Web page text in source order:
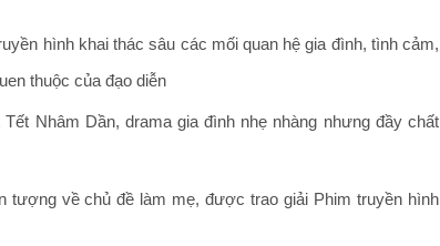
hình khai thác sâu các mối quan hệ gia đình, tình cảm,
thuộc của đạo diễn
Nhâm Dần, drama gia đình nhẹ nhàng nhưng đầy chất
tượng về chủ đề làm mẹ, được trao giải Phim truyền hình